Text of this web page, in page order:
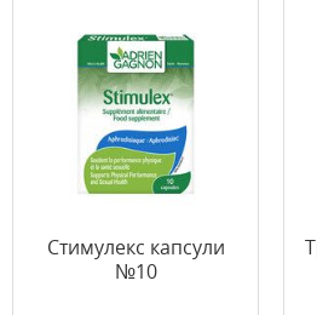
Стимулекс капсули
№10